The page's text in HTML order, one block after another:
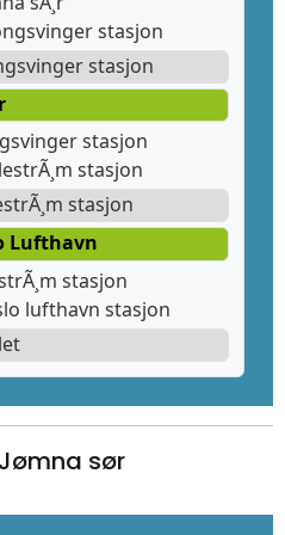
stasjon
stasjon
stasjon
stasjon
stasjon
Lufthavn
stasjon
lufthavn stasjon
sør